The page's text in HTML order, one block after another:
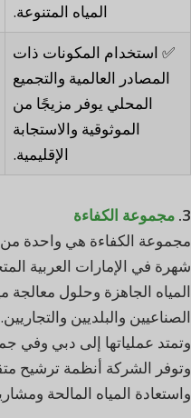
المياه المتنوعة.
✅ استخدام المكونات ذات
المصادر العالمية والتجميع
المحلي يوفر مزيجًا من
الموثوقية والاستجابة
الإقليمية.
3. مجموعة الكفاءة
مجموعة الكفاءة هي واحدة من
شهرة في الإمارات العربية
المياه الجاهزة وحلول
الصناعيين والبلديين
وتمتد عملياتها إلى دبي وفي
وتوفر الشركة أنظمة ترشيح
واستعادة المياه المالحة